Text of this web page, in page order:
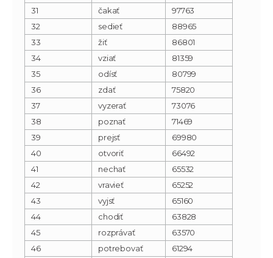
31
čakať
97763
32
sedieť
88965
33
žiť
86801
34
vziať
81359
35
odísť
80799
36
zdať
75820
37
vyzerať
73076
38
poznať
71469
39
prejsť
69980
40
otvoriť
66492
41
nechať
65532
42
vravieť
65252
43
vyjsť
65160
44
chodiť
63828
45
rozprávať
63570
46
potrebovať
61294